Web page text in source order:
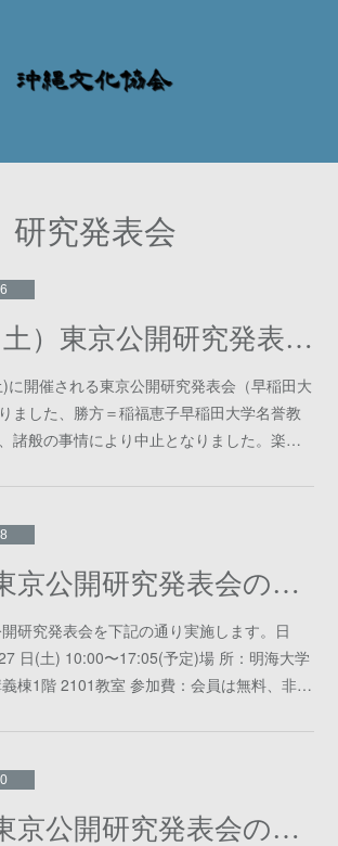
研究発表会
9月26日（土）東京公開研究発表会についてのお知らせ
に開催される東京公開研究発表会（早稲田大
ました、勝方＝稲福恵子早稲田大学名誉教
諸般の事情により中止となりました。楽…
2025年度東京公開研究発表会のご案内
研究発表会を下記の通り実施します。日
日(土) 10:00〜17:05(予定)場 所：明海大学
棟1階 2101教室 参加費：会員は無料、非…
2025年度東京公開研究発表会のお知らせ